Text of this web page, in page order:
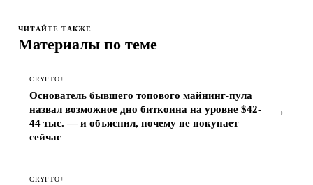
ЧИТАЙТЕ ТАКЖЕ
Материалы по теме
CRYPTO+
Основатель бывшего топового майнинг-пула
назвал возможное дно биткоина на уровне $42-
44 тыс. — и объяснил, почему не покупает
сейчас
→
CRYPTO+